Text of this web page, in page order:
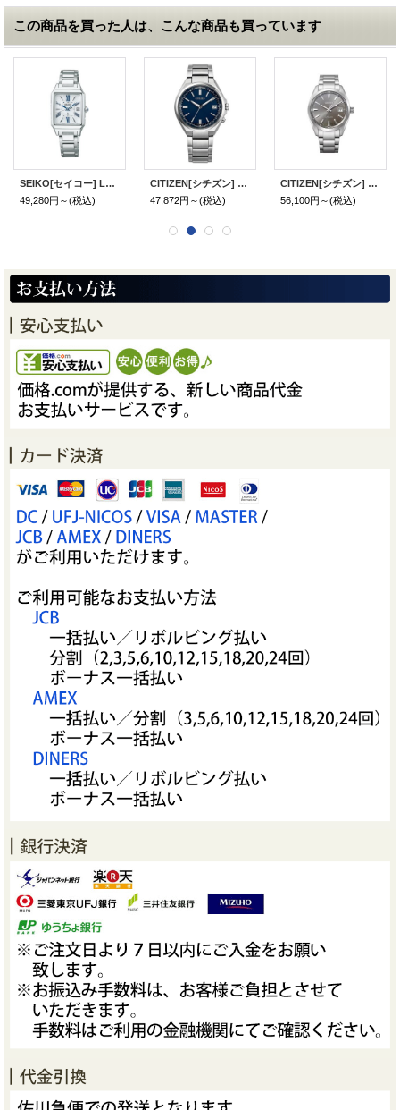
この商品を買った人は、こんな商品も買っています
SEIKO[セイコー] LUKIA[ルキア] SSVW209 LUKIA Grow（ルキア グロウ） ソーラー電波修正 レディースモデル 正規品
49,280円～(税込)
CITIZEN[シチズン] CITIZEN コレクション CB1160-55L 光発電エコ・ドライブ電波時計 ダイレクトフライト メンズモデル 正規品
47,872円～(税込)
CITIZEN[シチズン] CITIZEN コレクション NB1050-59H メカニカル Cal.9011搭載 メンズモデル 正規品
56,100円～(税込)